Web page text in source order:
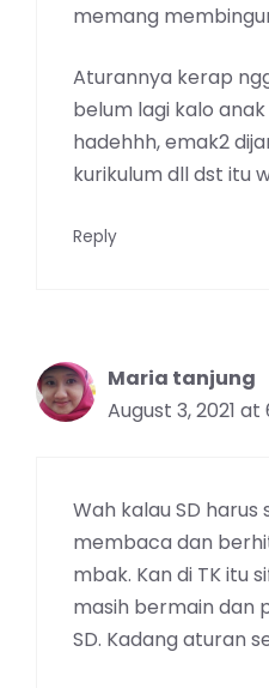
memang
Aturannya kerap
belum lagi kalo
hadehhh, emak2
kurikulum dll dst itu
Reply
Maria tanjung
August 3, 2021 at
Wah kalau SD harus
membaca dan
mbak. Kan di TK itu
masih bermain dan
SD. Kadang aturan